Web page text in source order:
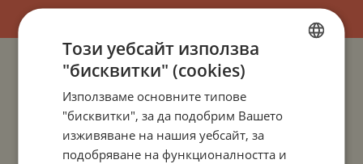
ПРОЕКТИ И ИМОТИ ПО ДЪРЖАВИ
ПРОЕКТИ И ИМОТИ ПО НАСЕЛЕНИ МЕСТА
ПРОЕКТИ И ИМОТИ ПО ТИП ИМОТ GERMAN
Този уебсайт използва
"бисквитки" (cookies)
Използваме основните типове
"бисквитки", за да подобрим Вашето
изживяване на нашия уебсайт, за
подобряване на функционалността и